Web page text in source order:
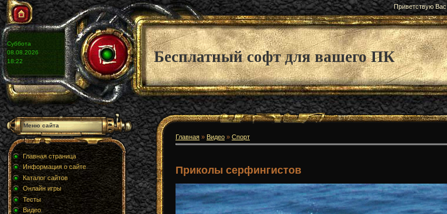
Приветствую Вас
Суббота
08.08.2026
18:22
Бесплатный софт для вашего ПК
Меню сайта
Главная страница
Информация о сайте
Каталог сайтов
Онлайн игры
Тесты
Видео
Главная » Видео » Спорт
Приколы серфингистов